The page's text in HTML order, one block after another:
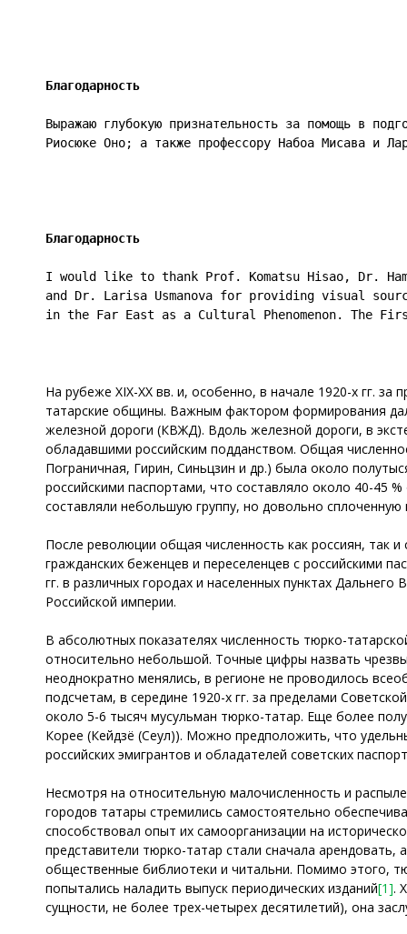
Благодарность
Выражаю глубокую признательность за помощь в
Риосюке Оно; а также профессору Набоа Мисава и
Благодарность
I would like to thank Prof. Komatsu Hisao, Dr.
and Dr. Larisa Usmanova for providing visual
in the Far East as a Cultural Phenomenon. The
На рубеже XIX-ХХ вв. и, особенно, в начале 1920-х гг.
татарские общины. Важным фактором формирования
железной дороги (КВЖД). Вдоль железной дороги, в
обладавшими российским подданством. Общая
Пограничная, Гирин, Синьцзин и др.) была около
российскими паспортами, что составляло около 40-45
составляли небольшую группу, но довольно сплоченную
После революции общая численность как россиян, так
гражданских беженцев и переселенцев с российскими
гг. в различных городах и населенных пунктах
Российской империи.
В абсолютных показателях численность тюрко-
относительно небольшой. Точные цифры назвать
неоднократно менялись, в регионе не проводилось
подсчетам, в середине 1920-х гг. за пределами
около 5-6 тысяч мусульман тюрко-татар. Еще более
Корее (Кейдзё (Сеул)). Можно предположить, что
российских эмигрантов и обладателей советских
Несмотря на относительную малочисленность и
городов татары стремились самостоятельно
способствовал опыт их самоорганизации на
представители тюрко-татар стали сначала
общественные библиотеки и читальни. Помимо этого,
попытались наладить выпуск периодических изданий[1].
сущности, не более трех-четырех десятилетий), она